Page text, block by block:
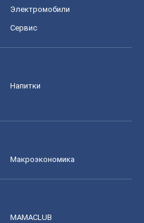
Электромобили
Сервис
Напитки
Mакроэкономика
MAMACLUB